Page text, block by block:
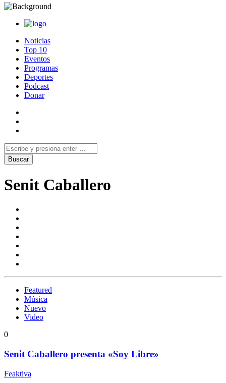
Noticias
Top 10
Eventos
Programas
Deportes
Podcast
Donar
Senit Caballero
Featured
Música
Nuevo
Video
0
Senit Caballero presenta «Soy Libre»
Feaktiva